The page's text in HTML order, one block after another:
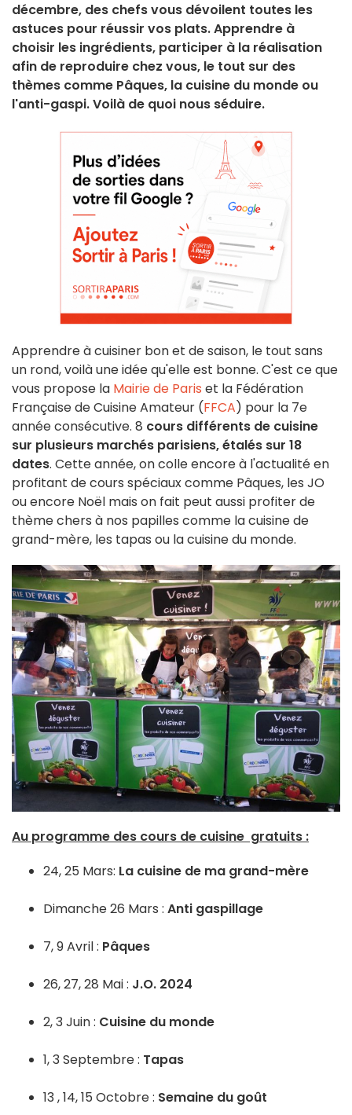
décembre, des chefs vous dévoilent toutes les
astuces pour réussir vos plats. Apprendre à
choisir les ingrédients, participer à la réalisation
afin de reproduire chez vous, le tout sur des
thèmes comme Pâques, la cuisine du monde ou
l'anti-gaspi. Voilà de quoi nous séduire.
Apprendre à cuisiner bon et de saison, le tout sans
un rond, voilà une idée qu'elle est bonne. C'est ce que
vous propose la Mairie de Paris et la Fédération
Française de Cuisine Amateur (FFCA) pour la 7e
année consécutive. 8 cours différents de cuisine
sur plusieurs marchés parisiens, étalés sur 18
dates. Cette année, on colle encore à l'actualité en
profitant de cours spéciaux comme Pâques, les JO
ou encore Noël mais on fait peut aussi profiter de
thème chers à nos papilles comme la cuisine de
grand-mère, les tapas ou la cuisine du monde.
Au programme des cours de cuisine gratuits :
24, 25 Mars: La cuisine de ma grand-mère
Dimanche 26 Mars : Anti gaspillage
7, 9 Avril : Pâques
26, 27, 28 Mai : J.O. 2024
2, 3 Juin : Cuisine du monde
1, 3 Septembre : Tapas
13 , 14, 15 Octobre : Semaine du goût